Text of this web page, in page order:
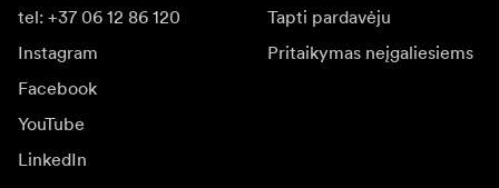
tel: +37 06 12 86 120
Instagram
Facebook
YouTube
LinkedIn
Tapti pardavėju
Pritaikymas neįgaliesiems